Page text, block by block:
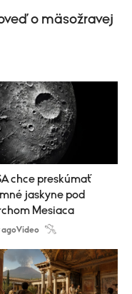
o mäsožravej
chce preskúmať
jaskyne pod
Mesiaca
agoVideo